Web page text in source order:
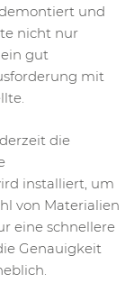
und
nicht nur
gut
mit
die
installiert, um
von Materialien
eine schnellere
Genauigkeit